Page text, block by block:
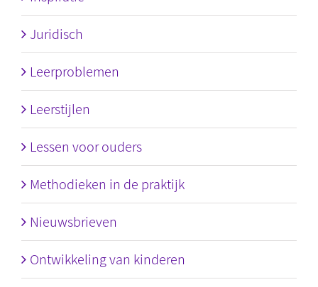
Juridisch
Leerproblemen
Leerstijlen
Lessen voor ouders
Methodieken in de praktijk
Nieuwsbrieven
Ontwikkeling van kinderen